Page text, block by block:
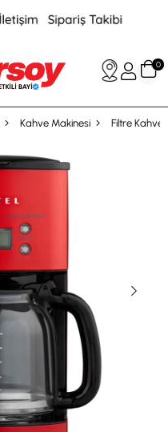
0
Kahve Makinesi Filtre Kahve